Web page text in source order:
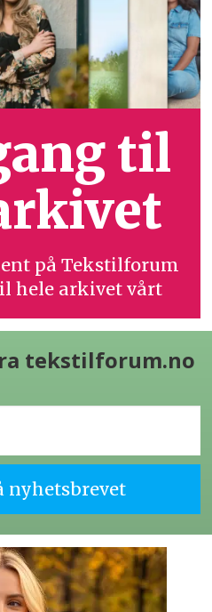
til
på Tekstilforum
hele arkivet vårt
tekstilforum.no